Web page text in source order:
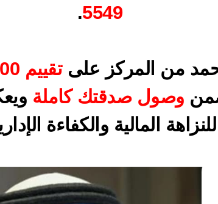
5549
.
من المركز على تقييم 100%
وصول صدقتك كاملة
للنزاهة المالية والكفاءة